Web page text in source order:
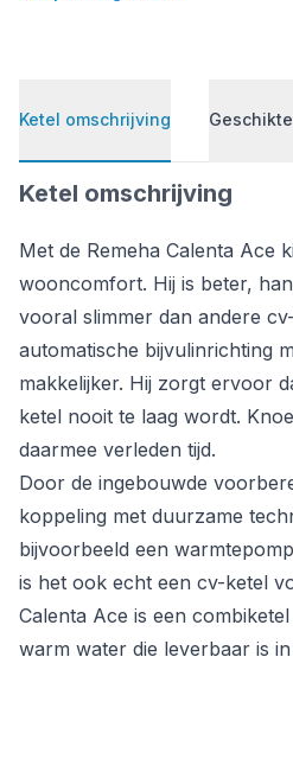
Ketel omschrijving
Ketel omschrijving
Met de Remeha Calenta Ace
wooncomfort. Hij is beter,
vooral slimmer dan andere
automatische bijvulinrichting
makkelijker. Hij zorgt ervoor
ketel nooit te laag wordt.
daarmee verleden tijd.
Door de ingebouwde
koppeling met duurzame
bijvoorbeeld een
is het ook echt een cv-ketel
Calenta Ace is een
warm water die leverbaar is